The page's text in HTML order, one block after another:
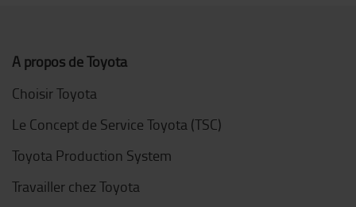
A propos de Toyota
Choisir Toyota
Le Concept de Service Toyota (TSC)
Toyota Production System
Travailler chez Toyota